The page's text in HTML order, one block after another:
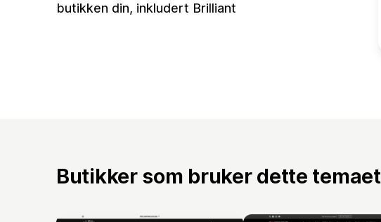
butikken din, inkludert Brilliant
Butikker som bruker dette temaet